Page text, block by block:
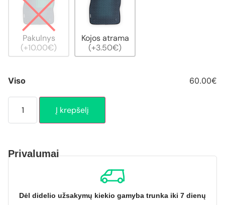
Pakulnys
(+10.00€)
Kojos atrama
(+3.50€)
Viso 60.00€
Į krepšelį
Privalumai
Dėl didelio užsakymų kiekio gamyba trunka iki 7 dienų